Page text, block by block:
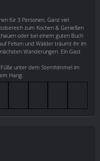
für 3 Personen. Ganz viel
zum Kochen & Genießen
oder bei einem guten Buch
Felsen und Wälder träumt ihr im
Wanderungen. Ein Gast
unter dem Sternhimmel im
Hang.